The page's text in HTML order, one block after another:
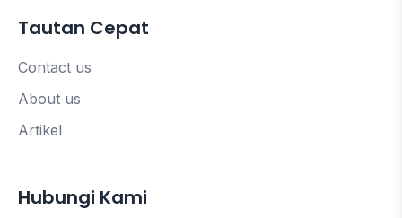
Tautan Cepat
Contact us
About us
Artikel
Hubungi Kami